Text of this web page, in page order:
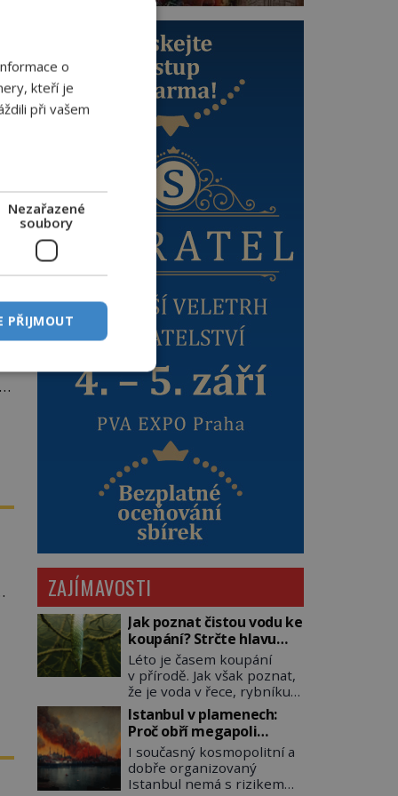
ZAJÍMAVOSTI
Jak poznat čistou vodu ke
koupání? Strčte hlavu
pod hladinu!
Léto je časem koupání
v přírodě. Jak však poznat,
že je voda v řece, rybníku,
jezeře čistá? Jistě, máte
možnost využít informace
hygieniků či podrobit
křížovému výslechu
provozovatele přírodního
koupaliště. Existuje ale
Istanbul v plamenech:
Proč obří megapoli
ohrožují měsíce
smaženého lilku?
I současný kosmopolitní a
dobře organizovaný
Istanbul nemá s rizikem
o
kteří je
při vašem
Nezařazené
soubory
PŘIJMOUT